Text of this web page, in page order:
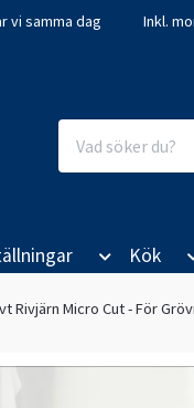
vi samma dag Inkl.
Kök
Rivjärn Micro Cut - För